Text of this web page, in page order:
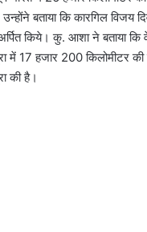
बताया कि कारगिल विजय
किये। कु. आशा ने बताया
में 17 हजार 200 किलोमीटर
की है।